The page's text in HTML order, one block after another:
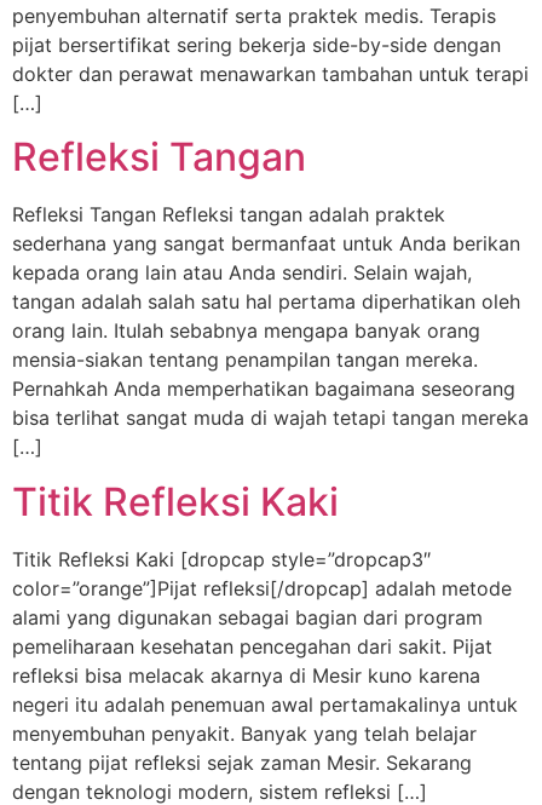
penyembuhan alternatif serta praktek medis. Terapis
pijat bersertifikat sering bekerja side-by-side dengan
dokter dan perawat menawarkan tambahan untuk terapi
[…]
Refleksi Tangan
Refleksi Tangan Refleksi tangan adalah praktek
sederhana yang sangat bermanfaat untuk Anda berikan
kepada orang lain atau Anda sendiri. Selain wajah,
tangan adalah salah satu hal pertama diperhatikan oleh
orang lain. Itulah sebabnya mengapa banyak orang
mensia-siakan tentang penampilan tangan mereka.
Pernahkah Anda memperhatikan bagaimana seseorang
bisa terlihat sangat muda di wajah tetapi tangan mereka
[…]
Titik Refleksi Kaki
Titik Refleksi Kaki [dropcap style=”dropcap3″
color=”orange”]Pijat refleksi[/dropcap] adalah metode
alami yang digunakan sebagai bagian dari program
pemeliharaan kesehatan pencegahan dari sakit. Pijat
refleksi bisa melacak akarnya di Mesir kuno karena
negeri itu adalah penemuan awal pertamakalinya untuk
menyembuhan penyakit. Banyak yang telah belajar
tentang pijat refleksi sejak zaman Mesir. Sekarang
dengan teknologi modern, sistem refleksi […]